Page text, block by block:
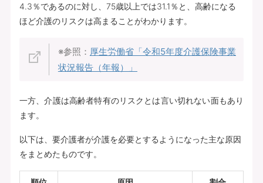
4.3％であるのに対し、75歳以上では31.1％と、高齢になる
ほど介護のリスクは高まることがわかります。
※参照： 厚生労働省「令和5年度介護保険事業
状況報告（年報）」
一方、介護は高齢者特有のリスクとは言い切れない面もあり
ます。
以下は、要介護者が介護を必要とするようになった主な原因
をまとめたものです。